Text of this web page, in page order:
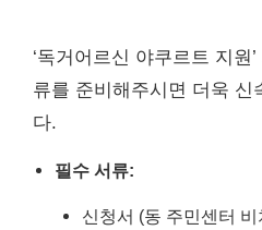
‘독거어르신 야쿠르트 지원
류를 준비해주시면 더욱 신
다.
필수 서류:
신청서 (동 주민센터 비